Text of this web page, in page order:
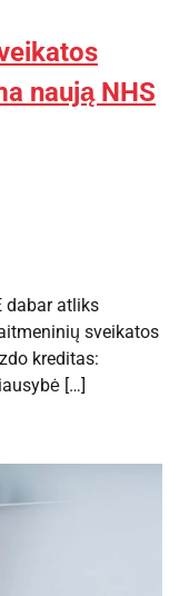
naują NHS
dabar atliks
sveikatos
kreditas:
[…]